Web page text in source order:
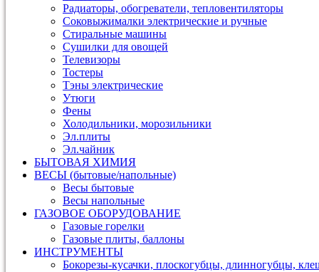
Радиаторы, обогреватели, тепловентиляторы
Соковыжималки электрические и ручные
Стиральные машины
Сушилки для овощей
Телевизоры
Тостеры
Тэны электрические
Утюги
Фены
Холодильники, морозильники
Эл.плиты
Эл.чайник
БЫТОВАЯ ХИМИЯ
ВЕСЫ (бытовые/напольные)
Весы бытовые
Весы напольные
ГАЗОВОЕ ОБОРУДОВАНИЕ
Газовые горелки
Газовые плиты, баллоны
ИНСТРУМЕНТЫ
Бокорезы-кусачки, плоскогубцы, длинногубцы,